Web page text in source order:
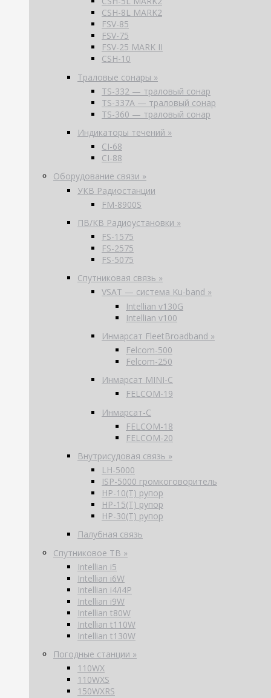
CSH-8L MARK2
FSV-85
FSV-75
FSV-25 MARK II
CSH-10
Траловые сонары »
TS-332 — траловый сонар
TS-337A — траловый сонар
TS-360 — траловый сонар
Индикаторы течений »
CI-68
CI-88
Оборудование связи »
УКВ Радиостанции
FM-8900S
ПВ/КВ Радиоустановки »
FS-1575
FS-2575
FS-5075
Спутниковая связь »
VSAT — система Ku-band »
Intellian v130G
Intellian v100
Инмарсат FleetBroadband »
Felcom-500
Felcom-250
Инмарсат MINI-C
FELCOM-19
Инмарсат-С
FELCOM-18
FELCOM-20
Внутрисудовая связь »
LH-5000
ISP-5000 громкоговоритель
HP-10(T) рупор
HP-15(T) рупор
HP-30(T) рупор
Палубная связь
Спутниковое ТВ »
Intellian i5
Intellian i6W
Intellian i4/i4P
Intellian i9W
Intellian t80W
Intellian t110W
Intellian t130W
Погодные станции »
110WX
110WXS
150WXRS